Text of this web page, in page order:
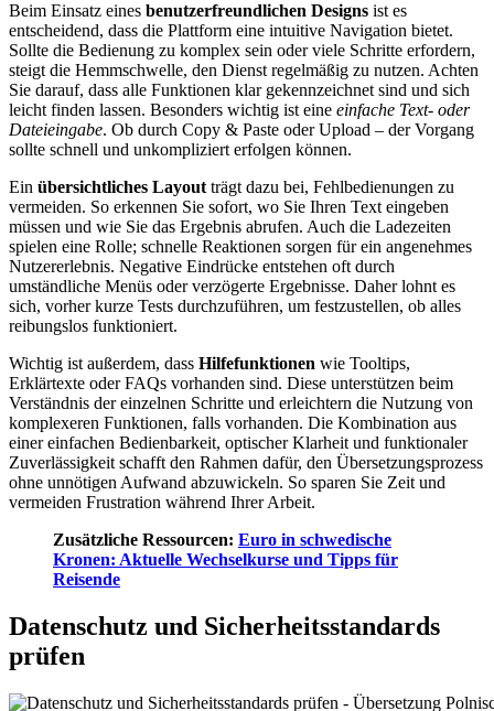
Beim Einsatz eines benutzerfreundlichen Designs ist es
entscheidend, dass die Plattform eine intuitive Navigation bietet.
Sollte die Bedienung zu komplex sein oder viele Schritte erfordern,
steigt die Hemmschwelle, den Dienst regelmäßig zu nutzen. Achten
Sie darauf, dass alle Funktionen klar gekennzeichnet sind und sich
leicht finden lassen. Besonders wichtig ist eine einfache Text- oder
Dateieingabe. Ob durch Copy & Paste oder Upload – der Vorgang
sollte schnell und unkompliziert erfolgen können.
Ein übersichtliches Layout trägt dazu bei, Fehlbedienungen zu
vermeiden. So erkennen Sie sofort, wo Sie Ihren Text eingeben
müssen und wie Sie das Ergebnis abrufen. Auch die Ladezeiten
spielen eine Rolle; schnelle Reaktionen sorgen für ein angenehmes
Nutzererlebnis. Negative Eindrücke entstehen oft durch
umständliche Menüs oder verzögerte Ergebnisse. Daher lohnt es
sich, vorher kurze Tests durchzuführen, um festzustellen, ob alles
reibungslos funktioniert.
Wichtig ist außerdem, dass Hilfefunktionen wie Tooltips,
Erklärtexte oder FAQs vorhanden sind. Diese unterstützen beim
Verständnis der einzelnen Schritte und erleichtern die Nutzung von
komplexeren Funktionen, falls vorhanden. Die Kombination aus
einer einfachen Bedienbarkeit, optischer Klarheit und funktionaler
Zuverlässigkeit schafft den Rahmen dafür, den Übersetzungsprozess
ohne unnötigen Aufwand abzuwickeln. So sparen Sie Zeit und
vermeiden Frustration während Ihrer Arbeit.
Zusätzliche Ressourcen: Euro in schwedische
Kronen: Aktuelle Wechselkurse und Tipps für
Reisende
Datenschutz und Sicherheitsstandards
prüfen